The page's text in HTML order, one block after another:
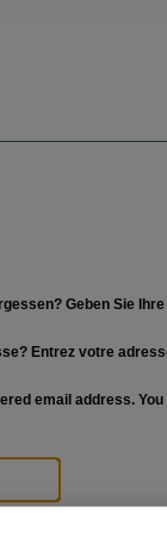
Geben Sie
Entrez votre
email address.